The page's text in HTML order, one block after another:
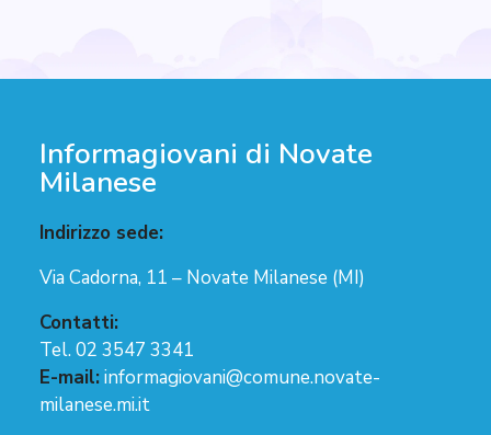
Informagiovani di Novate
Milanese
Indirizzo sede:
Via Cadorna, 11 – Novate Milanese (MI)
Contatti:
Tel. 02 3547 3341
E-mail:informagiovani@comune.novate-
milanese.mi.it